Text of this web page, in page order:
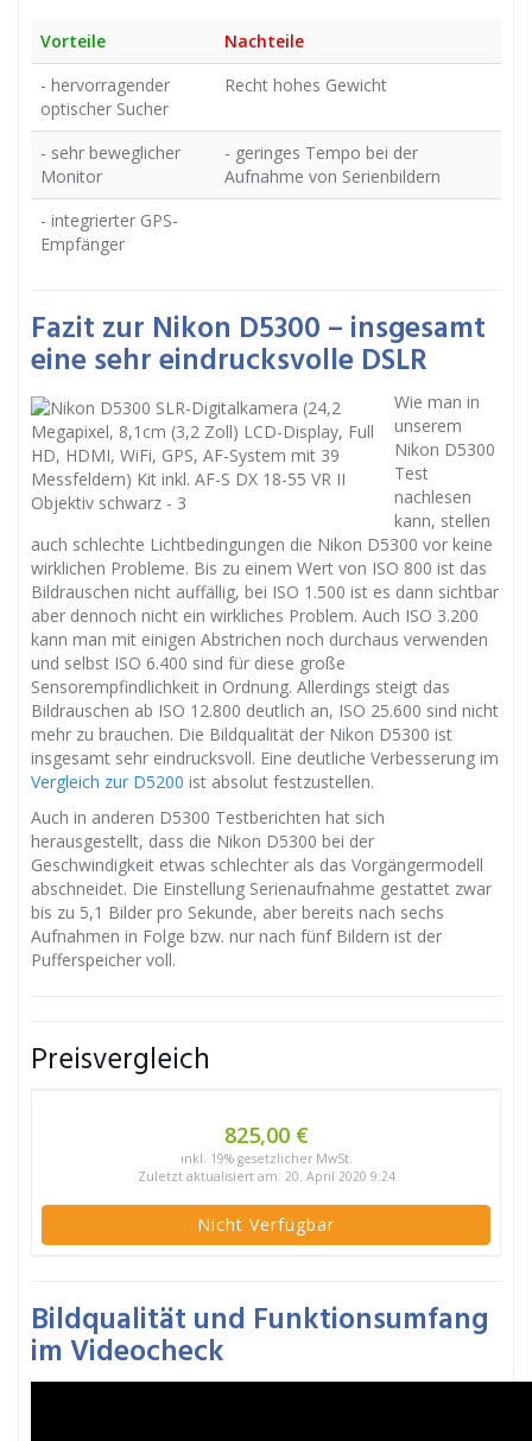
Vorteile
Nachteile
- hervorragender
optischer Sucher
Recht hohes Ge­wicht
- sehr beweglicher
Monitor
- geringes Tempo bei der
Aufnahme von Serienbildern
- integrierter GPS-
Empfänger
Fazit zur Nikon D5300 – insgesamt
eine sehr eindrucksvolle DSLR
Wie man in
unserem
Nikon D5300
Test
nachlesen
kann, stellen
auch schlechte Lichtbedingungen die Nikon D5300 vor keine
wirklichen Probleme. Bis zu einem Wert von ISO 800 ist das
Bildrauschen nicht auffällig, bei ISO 1.500 ist es dann sichtbar
aber dennoch nicht ein wirkliches Problem. Auch ISO 3.200
kann man mit einigen Abstrichen noch durchaus verwenden
und selbst ISO 6.400 sind für diese große
Sensorempfindlichkeit in Ordnung. Allerdings steigt das
Bildrauschen ab ISO 12.800 deutlich an, ISO 25.600 sind nicht
mehr zu brauchen. Die Bildqualität der Nikon D5300 ist
insgesamt sehr eindrucksvoll. Eine deutliche Verbesserung im
Vergleich zur D5200 ist absolut festzustellen.
Auch in anderen D5300 Testberichten hat sich
herausgestellt, dass die Nikon D5300 bei der
Geschwindigkeit etwas schlechter als das Vorgängermodell
abschneidet. Die Einstellung Serienaufnahme gestattet zwar
bis zu 5,1 Bilder pro Sekunde, aber bereits nach sechs
Aufnahmen in Folge bzw. nur nach fünf Bildern ist der
Pufferspeicher voll.
Preisvergleich
825,00 €
inkl. 19% gesetzlicher MwSt.
Zuletzt aktualisiert am: 20. April 2020 9:24
Nicht Verfügbar
Bildqualität und Funktionsumfang
im Videocheck